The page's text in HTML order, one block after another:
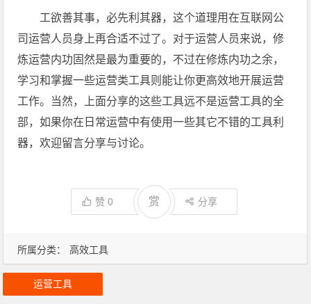
工欲善其事，必先利其器，这个道理用在互联网公
司运营人员身上再合适不过了。对于运营人员来说，修
炼运营内功固然是最为重要的，不过在修炼内功之余，
学习和掌握一些运营类工具则能让你更高效地开展运营
工作。当然，上面分享的这些工具远不是运营工具的全
部，如果你在日常运营中有使用一些其它不错的工具利
器，欢迎留言分享与讨论。
赞0 赏 分享
所属分类： 高效工具
运营工具